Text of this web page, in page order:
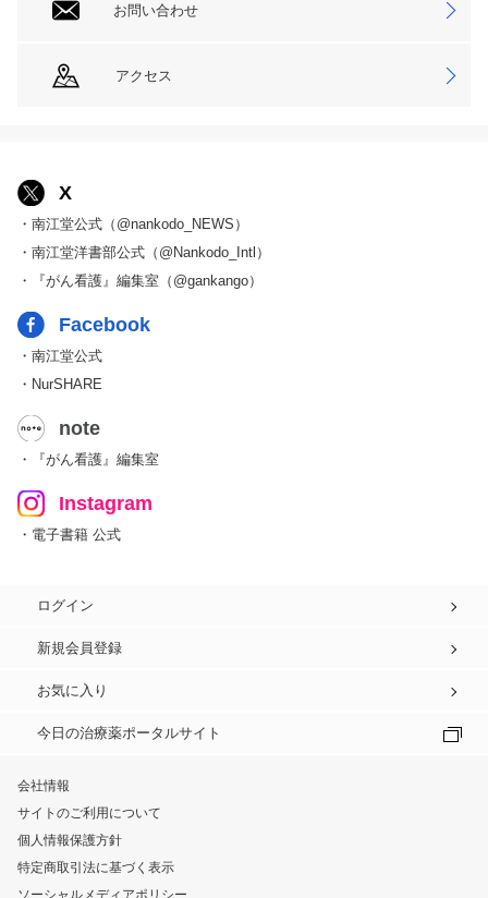
お問い合わせ
アクセス
X
・南江堂公式（@nankodo_NEWS）
・南江堂洋書部公式（@Nankodo_Intl）
・『がん看護』編集室（@gankango）
Facebook
・南江堂公式
・NurSHARE
note
・『がん看護』編集室
Instagram
・電子書籍 公式
ログイン
新規会員登録
お気に入り
今日の治療薬ポータルサイト
会社情報
サイトのご利用について
個人情報保護方針
特定商取引法に基づく表示
ソーシャルメディアポリシー